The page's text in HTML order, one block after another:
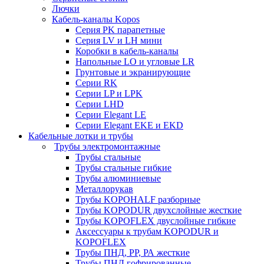
Лючки
Кабель-каналы Kopos
Серия PK парапетные
Серия LV и LH мини
Коробки в кабель-каналы
Напольные LO и угловые LR
Грунтовые и экранирующие
Серии RK
Серии LP и LPK
Серии LHD
Серии Elegant LE
Серии Elegant EKE и EKD
Кабельные лотки и трубы
Трубы электромонтажные
Трубы стальные
Трубы стальные гибкие
Трубы алюминиевые
Металлорукав
Трубы KOPOHALF разборные
Трубы KOPODUR двухслойные жесткие
Трубы KOPOFLEX двуслойные гибкие
Аксессуары к трубам KOPODUR и
KOPOFLEX
Трубы ПНД, РР, РА жесткие